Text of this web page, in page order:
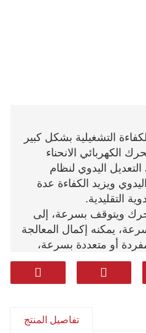
الكهربائي الانحناء
اليدوي لنظام
ويزيد الكفاءة عدة
التقليدية.
ويتوقف بسرعة، إلى
يمكنه إكمال المعالجة
أو متعددة بسرعة،
ذات الجداول
الرقمية أو أقراص
تفاصيل المنتج